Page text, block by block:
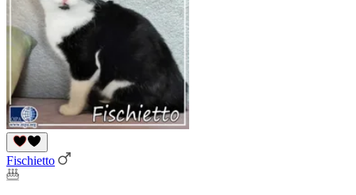
Fischietto